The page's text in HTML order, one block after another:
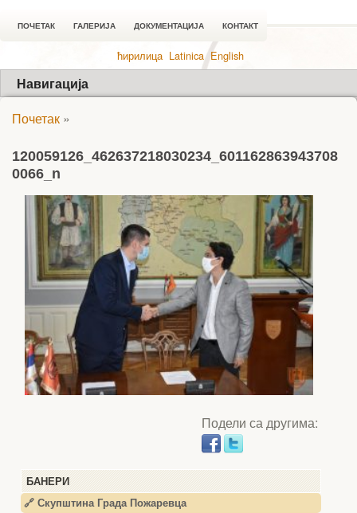
ПОЧЕТАК ГАЛЕРИЈА ДОКУМЕНТАЦИЈА КОНТАКТ
ћирилица Latinica English
Навигација
БАНЕРИ
🔗 Скупштина Града Пожаревца
Почетак »
120059126_462637218030234_601162863943708
0066_n
Подели са другима: